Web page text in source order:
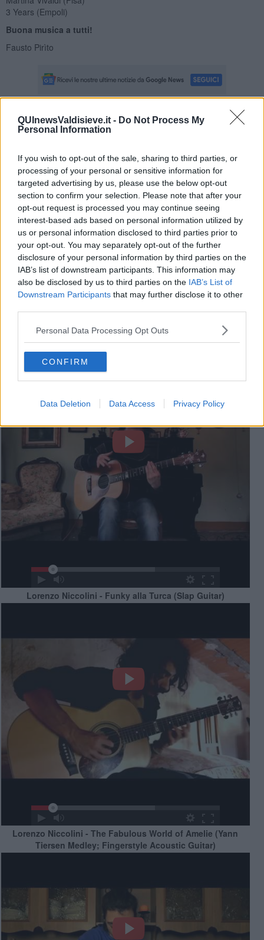
QUInewsValdisieve.it - Do Not Process My
Personal Information
If you wish to opt-out of the sale, sharing to third parties, or
processing of your personal or sensitive information for
targeted advertising by us, please use the below opt-out
section to confirm your selection. Please note that after your
opt-out request is processed you may continue seeing
interest-based ads based on personal information utilized by
us or personal information disclosed to third parties prior to
your opt-out. You may separately opt-out of the further
disclosure of your personal information by third parties on the
IAB’s list of downstream participants. This information may
also be disclosed by us to third parties on the IAB’s List of
Downstream Participants that may further disclose it to other
Personal Data Processing Opt Outs
CONFIRM
Data Deletion Data Access Privacy Policy
3 Years (Empoli)
Buona musica a tutti!
Fausto Pirìto
Se vuoi leggere le notizie principali della Toscana iscriviti alla
Newsletter QUInews - ToscanaMedia.
Basta cliccare
QUI
Fotogallery
Videogallery
Lorenzo Niccolini - Funky alla Turca (Slap Guitar)
Lorenzo Niccolini - The Fabulous World of Amelie (Yann
Tiersen Medley; Fingerstyle Acoustic Guitar)